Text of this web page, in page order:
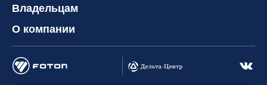
Владельцам
О компании